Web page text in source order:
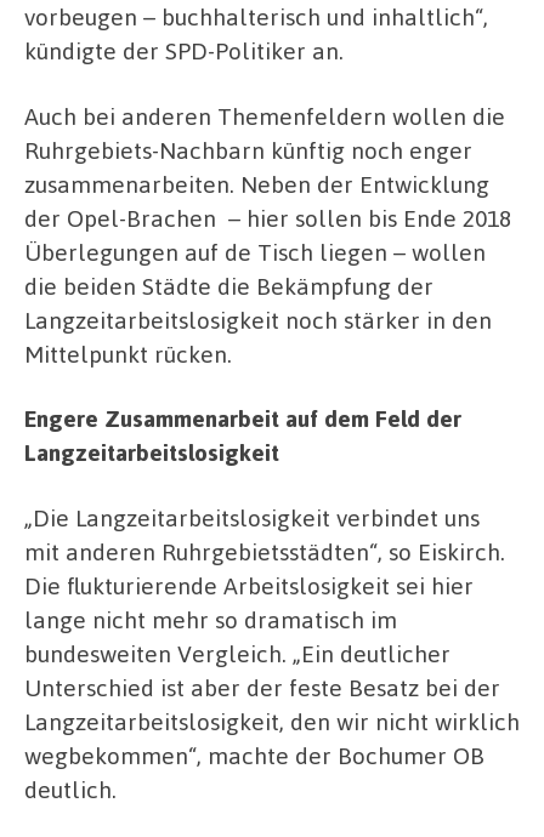
vorbeugen – buchhalterisch und inhaltlich“,
kündigte der SPD-Politiker an.
Auch bei anderen Themenfeldern wollen die
Ruhrgebiets-Nachbarn künftig noch enger
zusammenarbeiten. Neben der Entwicklung
der Opel-Brachen – hier sollen bis Ende 2018
Überlegungen auf de Tisch liegen – wollen
die beiden Städte die Bekämpfung der
Langzeitarbeitslosigkeit noch stärker in den
Mittelpunkt rücken.
Engere Zusammenarbeit auf dem Feld der
Langzeitarbeitslosigkeit
„Die Langzeitarbeitslosigkeit verbindet uns
mit anderen Ruhrgebietsstädten“, so Eiskirch.
Die flukturierende Arbeitslosigkeit sei hier
lange nicht mehr so dramatisch im
bundesweiten Vergleich. „Ein deutlicher
Unterschied ist aber der feste Besatz bei der
Langzeitarbeitslosigkeit, den wir nicht wirklich
wegbekommen“, machte der Bochumer OB
deutlich.